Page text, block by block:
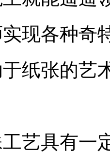
现各种奇
纸张的艺
艺具有一